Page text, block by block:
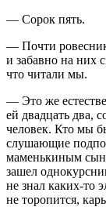
— Сорок пять.
— Почти
и забавно на них
что читали мы.
— Это же
ей двадцать два,
человек. Кто мы
слушающие
маменькиным
зашел
не знал каких-то
не торопится,